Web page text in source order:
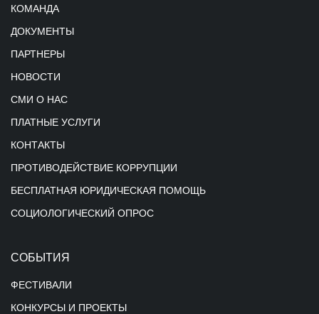
КОМАНДА
ДОКУМЕНТЫ
ПАРТНЕРЫ
НОВОСТИ
СМИ О НАС
ПЛАТНЫЕ УСЛУГИ
КОНТАКТЫ
ПРОТИВОДЕЙСТВИЕ КОРРУПЦИИ
БЕСПЛАТНАЯ ЮРИДИЧЕСКАЯ ПОМОЩЬ
СОЦИОЛОГИЧЕСКИЙ ОПРОС
СОБЫТИЯ
ФЕСТИВАЛИ
КОНКУРСЫ И ПРОЕКТЫ